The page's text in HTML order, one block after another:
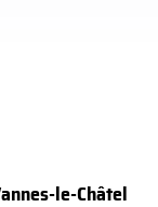
le-Châtel